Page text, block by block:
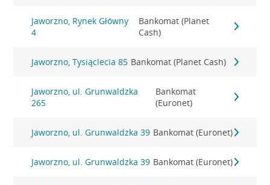
Jaworzno, Rynek Główny
4
Bankomat (Planet
Cash)
Jaworzno, Tysiąclecia 85 Bankomat (Planet Cash)
Jaworzno, ul. Grunwaldzka
265
Bankomat
(Euronet)
Jaworzno, ul. Grunwaldzka 39 Bankomat (Euronet)
Jaworzno, ul. Grunwaldzka 39 Bankomat (Euronet)